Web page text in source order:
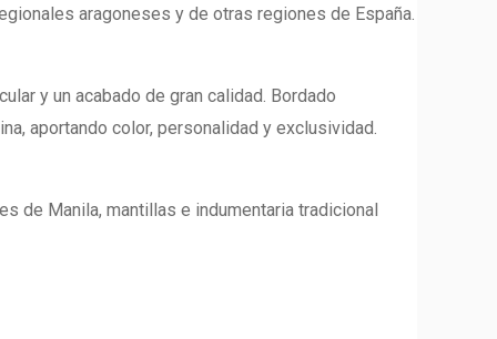
aragoneses y de otras regiones de España.
y un acabado de gran calidad. Bordado
aportando color, personalidad y exclusividad.
de Manila, mantillas e indumentaria tradicional